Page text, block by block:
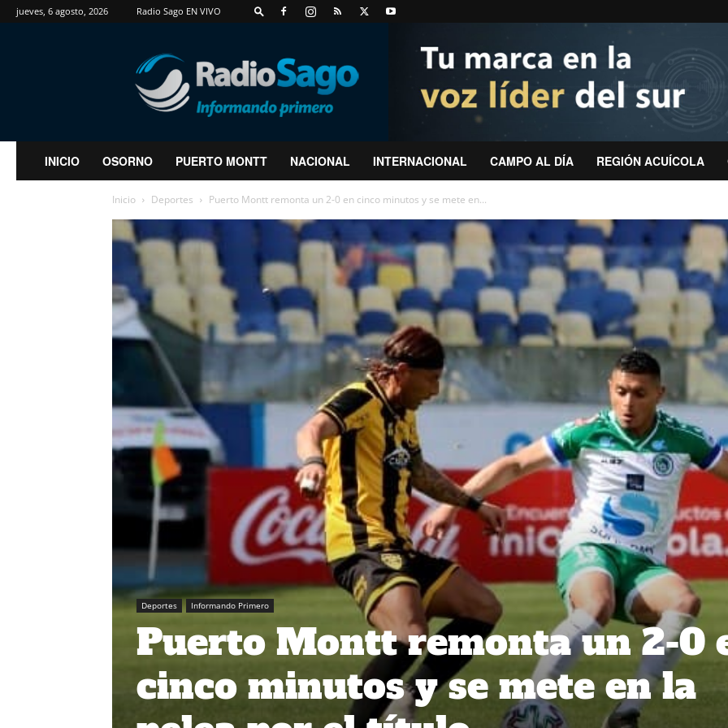
jueves, 6 agosto, 2026 Radio Sago EN VIVO
RadioSago
INICIO OSORNO PUERTO MONTT NACIONAL INTERNACIONAL CAMPO AL DÍA REGIÓN ACUÍCOLA
Inicio Deportes Puerto Montt remonta un 2-0 en cinco minutos y se mete en...
Deportes Informando Primero
Puerto Montt remonta un 2-0
cinco minutos y se mete en la